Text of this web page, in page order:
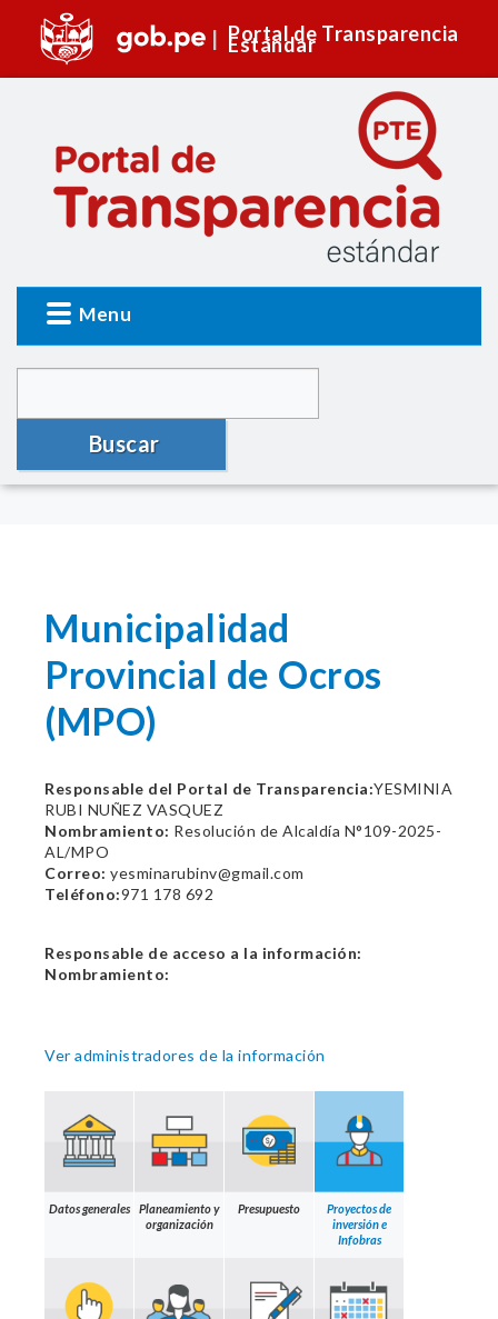
Portal de Transparencia
Estándar
Menu
Buscar
Municipalidad
Provincial de Ocros
(MPO)
Responsable del Portal de Transparencia:YESMINIA
RUBI NUÑEZ VASQUEZ
Nombramiento: Resolución de Alcaldía N°109-2025-
AL/MPO
Correo: yesminarubinv@gmail.com
Teléfono:971 178 692
Responsable de acceso a la información:
Nombramiento:
Ver administradores de la información
Datos generales
Planeamiento y
organización
Presupuesto
Proyectos de
inversión e
Infobras